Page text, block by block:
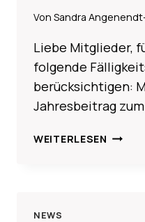
Von Sandra
Liebe Mitglieder,
folgende
berücksichtigen:
Jahresbeitrag zum
WEITERLESEN
NEWS